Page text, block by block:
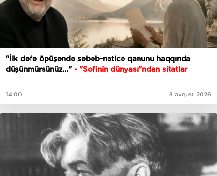
"İlk dəfə öpüşəndə səbəb-nəticə qanunu haqqında
düşünmürsünüz..." - "Sofinin dünyası"ndan sitatlar
14:00 8 avqust 2026